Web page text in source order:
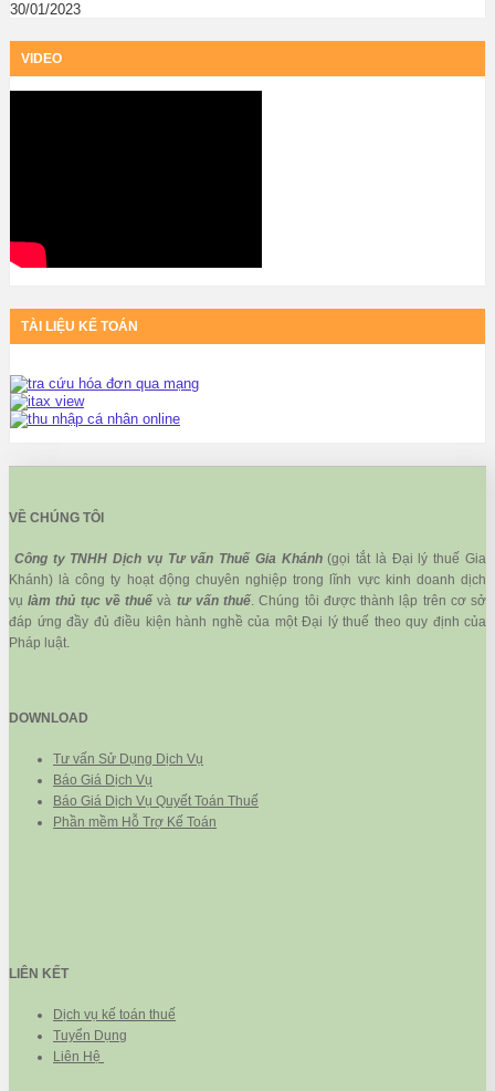
30/01/2023
VIDEO
TÀI LIỆU KẾ TOÁN
VỀ CHÚNG TÔI
Công ty TNHH Dịch vụ Tư vấn Thuế Gia Khánh(gọi tắt là Đại lý thuế Gia
Khánh) là công ty hoạt động chuyên nghiệp trong lĩnh vực kinh doanh dịch
vụlàm thủ tục về thuế và tư vấn thuế. Chúng tôi được thành lập trên cơ sở
đáp ứng đầy đủ điều kiện hành nghề của một Đại lý thuế theo quy định của
Pháp luật.
DOWNLOAD
Tư vấn Sử Dụng Dịch Vụ
Báo Giá Dịch Vụ
Báo Giá Dịch Vụ Quyết Toán Thuế
Phần mềm Hỗ Trợ Kế Toán
LIÊN KẾT
Dịch vụ kế toán thuế
Tuyển Dụng
Liên Hệ